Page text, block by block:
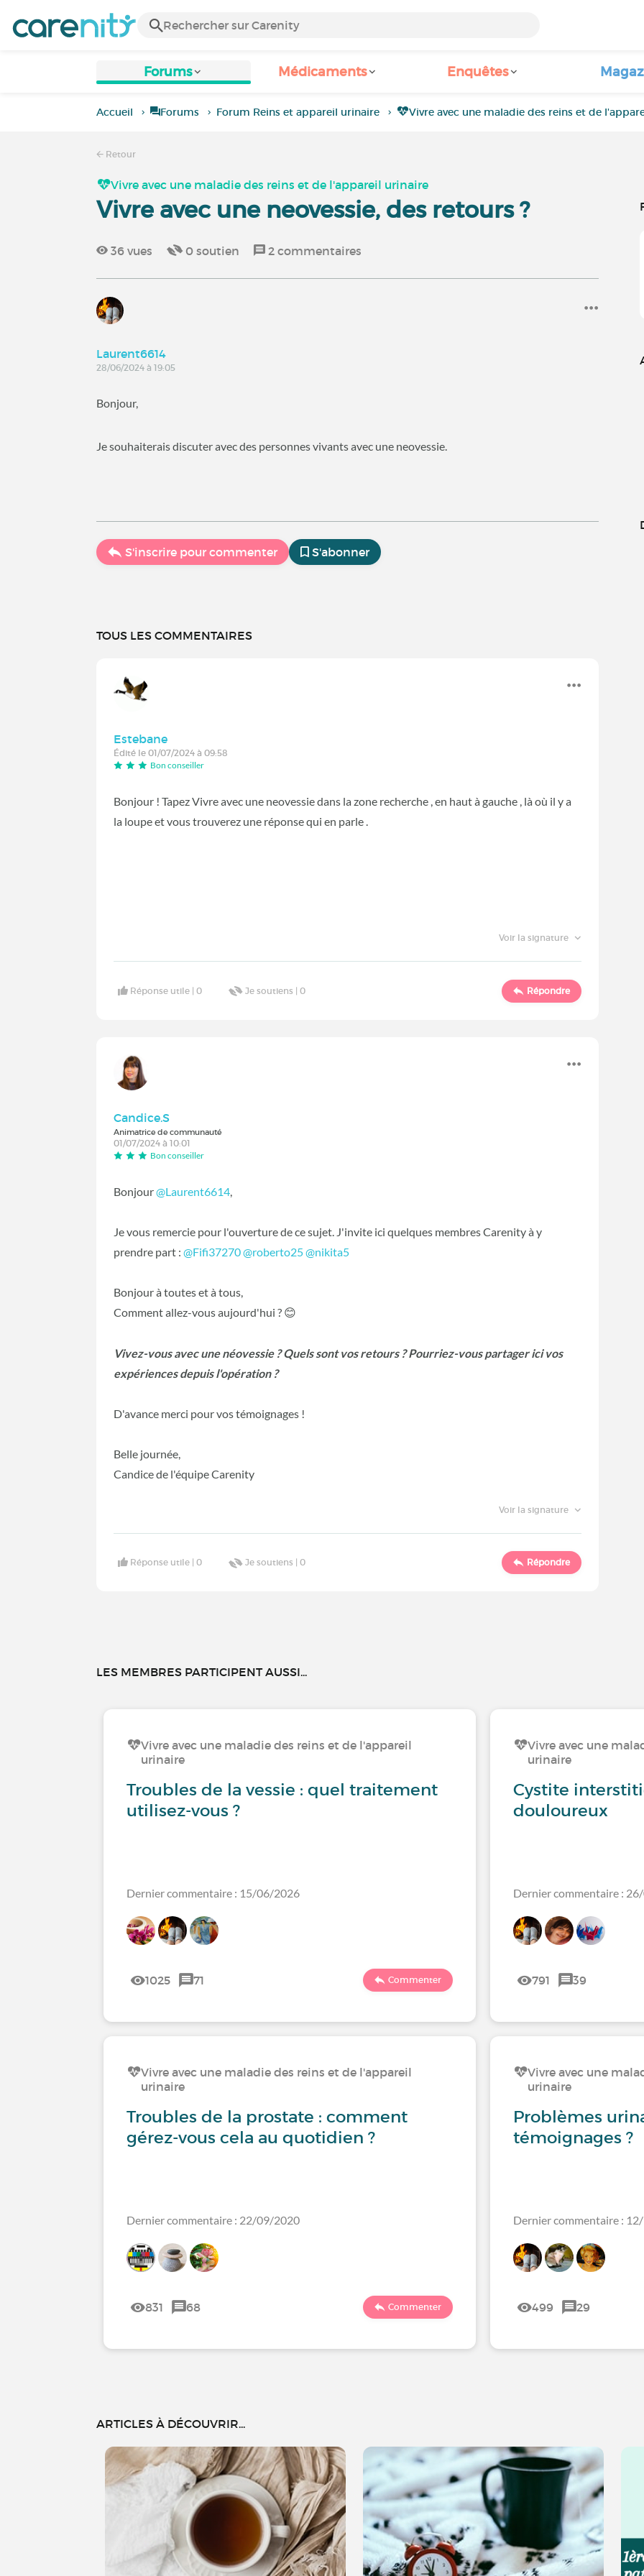
Forums Médicaments Enquêtes
Accueil Forums Forum Reins et appareil urinaire Vivre avec une maladie des reins et de
Retour
Vivre avec une maladie des reins et de l'appareil urinaire
Vivre avec une neovessie, des retours ?
36 vues 0 soutien 2 commentaires
Laurent6614
28/06/2024 à 19:05
Bonjour,
Je souhaiterais discuter avec des personnes vivants avec une neovessie.
S'inscrire pour commenter S'abonner
TOUS LES COMMENTAIRES
Estebane
Édité le 01/07/2024 à 09:58
Bon conseiller
Bonjour ! Tapez Vivre avec une neovessie dans la zone recherche , en haut à gauche , là où il y a
la loupe et vous trouverez une réponse qui en parle .
Voir la signature
Réponse utile |0 Je soutiens |0 Répondre
Candice.S
Animatrice de communauté
01/07/2024 à 10:01
Bon conseiller
Bonjour@Laurent6614
Je vous remercie pour l'ouverture de ce sujet. J'invite ici quelques membres Carenity à y
prendre part :@Fifi37270@roberto25@nikita5
Bonjour à toutes et à tous,
Comment allez-vous aujourd'hui ? 😊
Vivez-vous avec une néovessie ? Quels sont vos retours ? Pourriez-vous partager ici vos
expériences depuis l'opération ?
D'avance merci pour vos témoignages !
Belle journée,
Candice de l'équipe Carenity
Voir la signature
Réponse utile |0 Je soutiens |0 Répondre
LES MEMBRES PARTICIPENT AUSSI...
Vivre avec une maladie des reins et de l'appareil
urinaire
Troubles de la vessie : quel traitement
utilisez-vous ?
Dernier commentaire : 15/06/2026
1025 71 Commenter
Vivre avec une maladie des reins et de l'appareil
urinaire
Troubles de la prostate : comment
gérez-vous cela au quotidien ?
Dernier commentaire : 22/09/2020
831 68 Commenter
Vivre avec une
urinaire
Cystite
douloureux
Dernier commentaire :
791 39
Vivre avec une
urinaire
Problèmes
témoignages ?
Dernier commentaire :
499 29
ARTICLES À DÉCOUVRIR...